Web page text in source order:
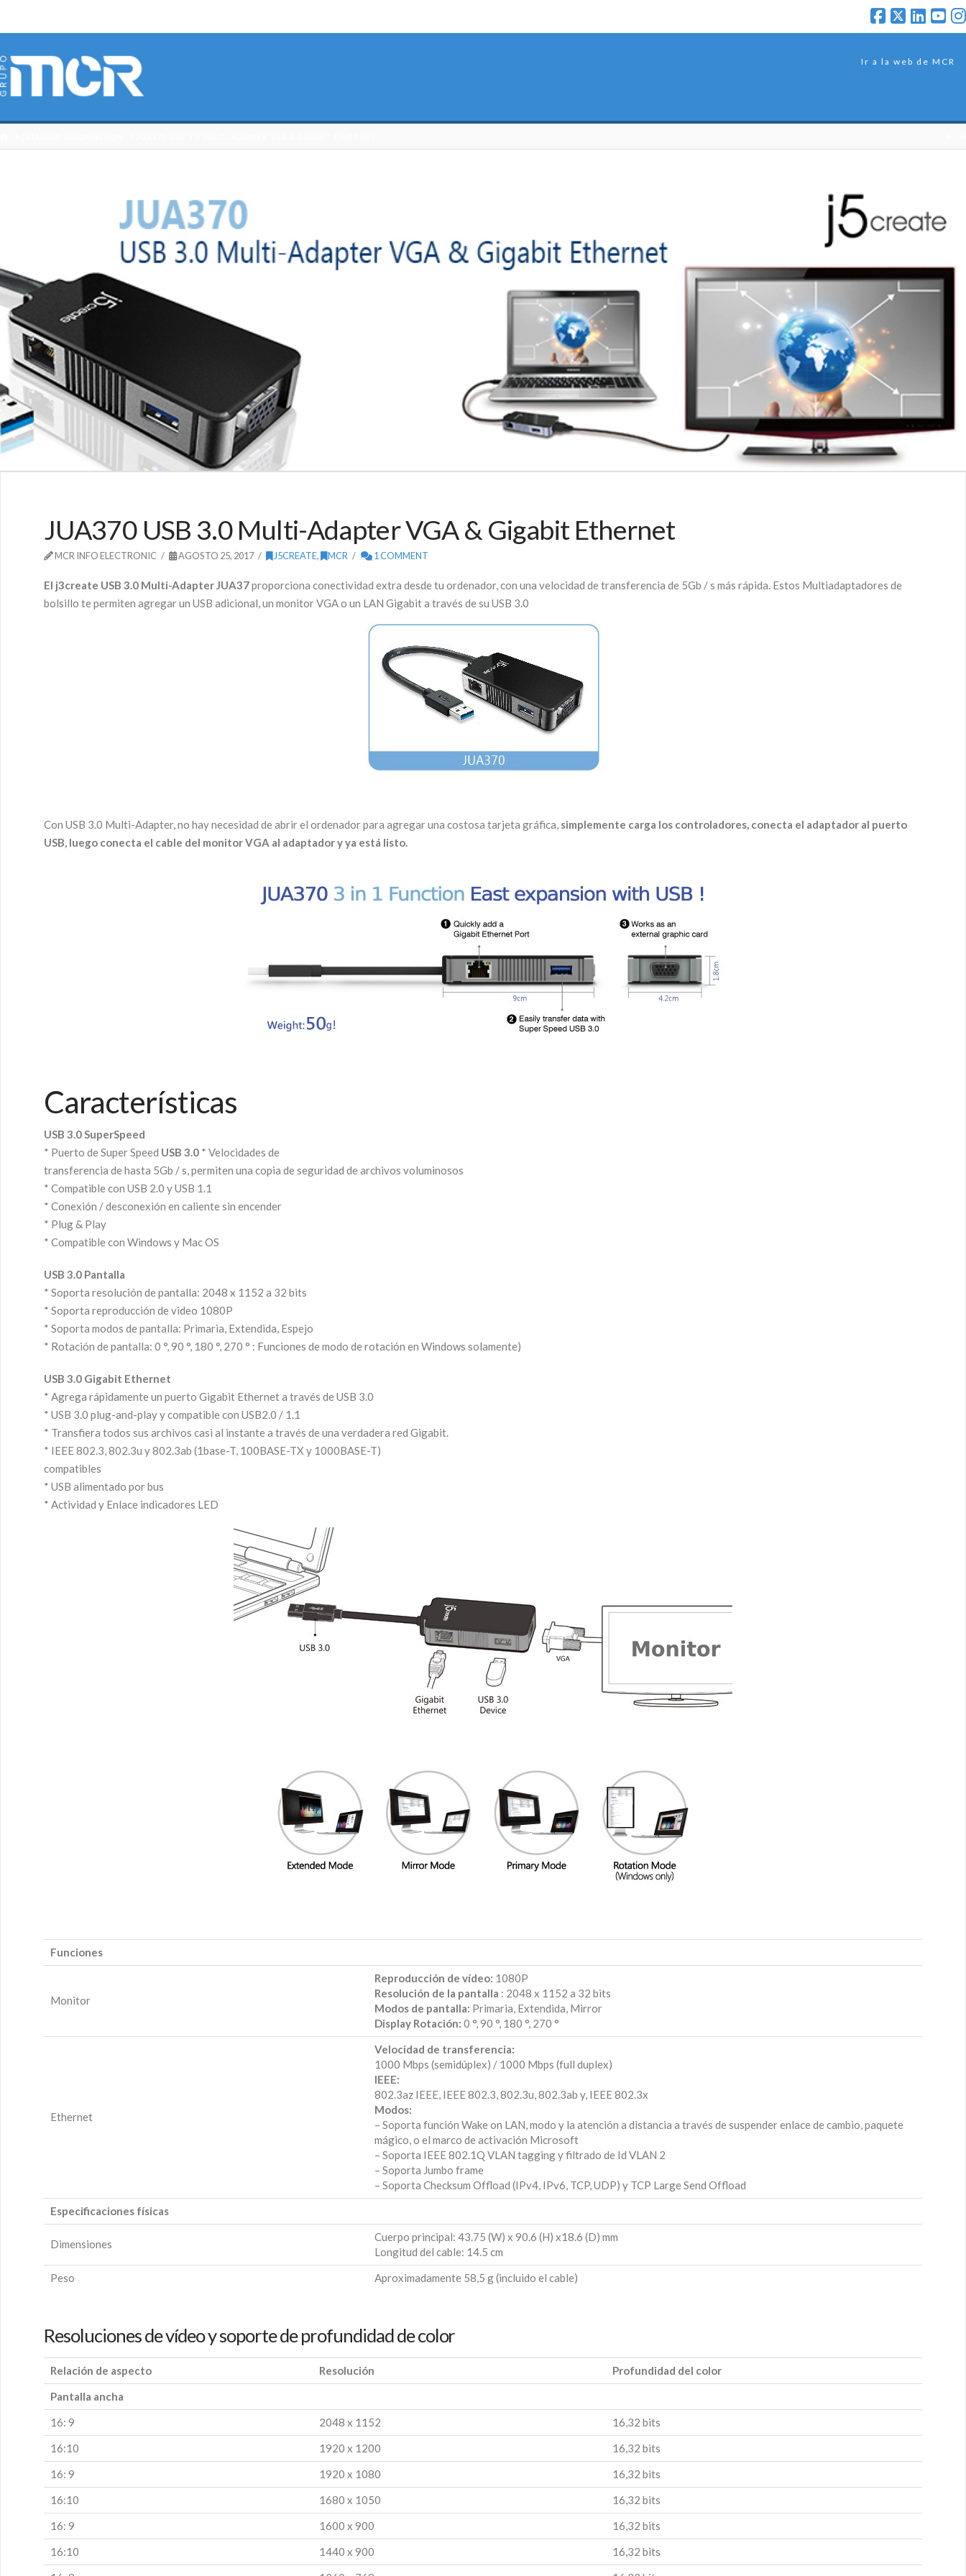
Ir a la web de MCR
JUA370 USB 3.0 Multi-Adapter VGA & Gigabit Ethernet
MCR INFO ELECTRONIC AGOSTO 25, 2017 J5CREATE, MCR 1 COMMENT
El j3create USB 3.0 Multi-Adapter JUA37proporciona conectividad extra desde tu ordenador, con una velocidad de transferencia de 5Gb / s más rápida. Estos Multiadaptadores de
bolsillo te permiten agregar un USB adicional, un monitor VGA o un LAN Gigabit a través de su USB 3.0
Con USB 3.0 Multi-Adapter, no hay necesidad de abrir el ordenador para agregar una costosa tarjeta gráfica, simplemente carga los controladores, conecta el adaptador al puerto
USB, luego conecta el cable del monitor VGA al adaptador y ya está listo.
Características
USB 3.0 SuperSpeed
* Puerto de Super Speed USB 3.0 * Velocidades de
transferencia de hasta 5Gb / s, permiten una copia de seguridad de archivos voluminosos
* Compatible con USB 2.0 y USB 1.1
* Conexión / desconexión en caliente sin encender
* Plug & Play
* Compatible con Windows y Mac OS
USB 3.0 Pantalla
* Soporta resolución de pantalla: 2048 x 1152 a 32 bits
* Soporta reproducción de video 1080P
* Soporta modos de pantalla: Primaria, Extendida, Espejo
* Rotación de pantalla: 0 °, 90 °, 180 °, 270 ° : Funciones de modo de rotación en Windows solamente)
USB 3.0 Gigabit Ethernet
* Agrega rápidamente un puerto Gigabit Ethernet a través de USB 3.0
* USB 3.0 plug-and-play y compatible con USB2.0 / 1.1
* Transfiera todos sus archivos casi al instante a través de una verdadera red Gigabit.
* IEEE 802.3, 802.3u y 802.3ab (1base-T, 100BASE-TX y 1000BASE-T)
compatibles
* USB alimentado por bus
* Actividad y Enlace indicadores LED
Funciones
Monitor
Reproducción de vídeo: 1080P
Resolución de la pantalla : 2048 x 1152 a 32 bits
Modos de pantalla: Primaria, Extendida, Mirror
Display Rotación: 0 °, 90 °, 180 °, 270 °
Ethernet
Velocidad de transferencia:
1000 Mbps (semidúplex) / 1000 Mbps (full duplex)
IEEE:
802.3az IEEE, IEEE 802.3, 802.3u, 802.3ab y, IEEE 802.3x
Modos:
– Soporta función Wake on LAN, modo y la atención a distancia a través de suspender enlace de cambio, paquete
mágico, o el marco de activación Microsoft
– Soporta IEEE 802.1Q VLAN tagging y filtrado de Id VLAN 2
– Soporta Jumbo frame
– Soporta Checksum Offload (IPv4, IPv6, TCP, UDP) y TCP Large Send Offload
Especificaciones físicas
Dimensiones
Cuerpo principal: 43.75 (W) x 90.6 (H) x18.6 (D) mm
Longitud del cable: 14.5 cm
Peso
Aproximadamente 58,5 g (incluido el cable)
Resoluciones de vídeo y soporte de profundidad de color
Relación de aspecto Resolución
Profundidad del color
Pantalla ancha
16: 9
2048 x 1152
16,32 bits
16:10
1920 x 1200
16,32 bits
16: 9
1920 x 1080
16,32 bits
16:10
1680 x 1050
16,32 bits
16: 9
1600 x 900
16,32 bits
16:10
1440 x 900
16,32 bits